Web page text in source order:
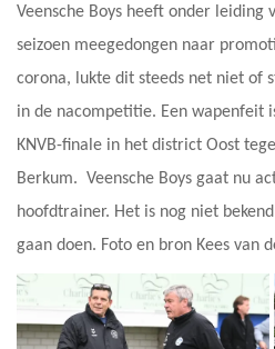
Veensche Boys heeft onder leiding
seizoen meegedongen naar
corona, lukte dit steeds net niet of
in de nacompetitie. Een wapenfeit
KNVB-finale in het district Oost
Berkum. Veensche Boys gaat nu
hoofdtrainer. Het is nog niet
gaan doen. Foto en bron Kees van